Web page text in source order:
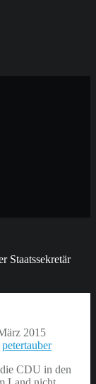
Staatssekretär
2015
petertauber
CDU in den